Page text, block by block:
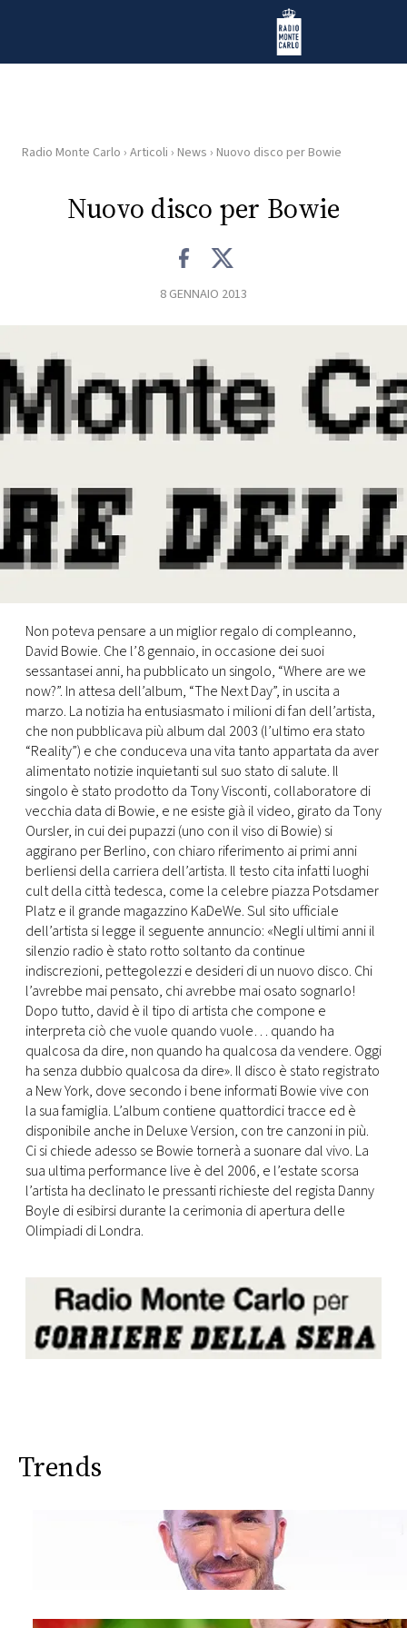
Radio Monte Carlo
HOME
RADIO
NEWS
FOTO
CONCORSI
EVENTI
VIDEO
TV
PRINCIPATO
DI
MONACO
RMC
CONSIGLIA
Radio Monte Carlo › Articoli › News › Nuovo disco per Bowie
Nuovo disco per Bowie
8 GENNAIO 2013
Non poteva pensare a un miglior regalo di compleanno,
David Bowie. Che l’8 gennaio, in occasione dei suoi
sessantasei anni, ha pubblicato un singolo, “Where are we
now?”. In attesa dell’album, “The Next Day”, in uscita a
marzo. La notizia ha entusiasmato i milioni di fan dell’artista,
che non pubblicava più album dal 2003 (l’ultimo era stato
“Reality”) e che conduceva una vita tanto appartata da aver
alimentato notizie inquietanti sul suo stato di salute. Il
singolo è stato prodotto da Tony Visconti, collaboratore di
vecchia data di Bowie, e ne esiste già il video, girato da Tony
Oursler, in cui dei pupazzi (uno con il viso di Bowie) si
aggirano per Berlino, con chiaro riferimento ai primi anni
berliensi della carriera dell’artista. Il testo cita infatti luoghi
cult della città tedesca, come la celebre piazza Potsdamer
Platz e il grande magazzino KaDeWe. Sul sito ufficiale
dell’artista si legge il seguente annuncio: «Negli ultimi anni il
silenzio radio è stato rotto soltanto da continue
indiscrezioni, pettegolezzi e desideri di un nuovo disco. Chi
l’avrebbe mai pensato, chi avrebbe mai osato sognarlo!
Dopo tutto, david è il tipo di artista che compone e
interpreta ciò che vuole quando vuole… quando ha
qualcosa da dire, non quando ha qualcosa da vendere. Oggi
ha senza dubbio qualcosa da dire». Il disco è stato registrato
a New York, dove secondo i bene informati Bowie vive con
la sua famiglia. L’album contiene quattordici tracce ed è
disponibile anche in Deluxe Version, con tre canzoni in più.
Ci si chiede adesso se Bowie tornerà a suonare dal vivo. La
sua ultima performance live è del 2006, e l’estate scorsa
l’artista ha declinato le pressanti richieste del regista Danny
Boyle di esibirsi durante la cerimonia di apertura delle
Olimpiadi di Londra.
Trends